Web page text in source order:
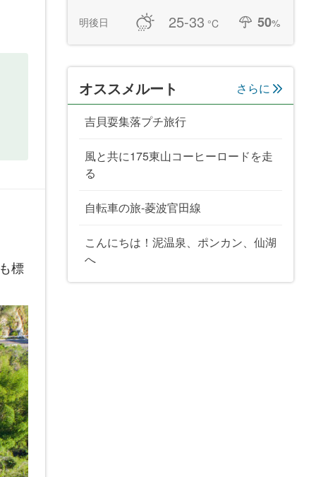
標
明後日 25-33 °C 50%
オススメルート さらに
吉貝耍集落プチ旅行
風と共に175東山コーヒーロードを走
る
自転車の旅-菱波官田線
こんにちは！泥温泉、ポンカン、仙湖
へ